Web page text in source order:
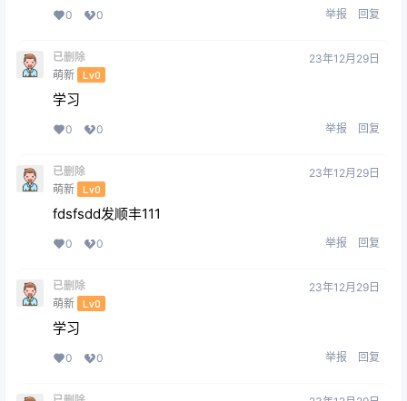
0 0 举报 回复
已删除
萌新 Lv0
23年12月29日
学习
0 0 举报 回复
已删除
萌新 Lv0
23年12月29日
fdsfsdd发顺丰111
0 0 举报 回复
已删除
萌新 Lv0
23年12月29日
学习
0 0 举报 回复